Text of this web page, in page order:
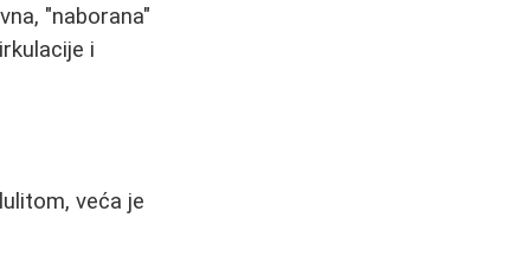
"naborana"
i
veća je